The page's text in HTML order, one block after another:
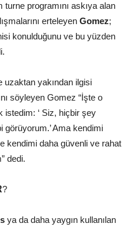
programını askıya alan
erteleyen Gomez;
konulduğunu ve bu yüzden
uzaktan yakından ilgisi
söyleyen Gomez “İşte o
istedim: ‘ Siz, hiçbir şey
Ama kendimi
kendimi daha güvenli ve rahat
dedi.
?
ya da daha yaygın kullanılan